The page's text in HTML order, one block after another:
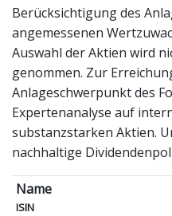
Berücksichtigung des
angemessenen
Auswahl der Aktien wird
genommen. Zur
Anlageschwerpunkt des
Expertenanalyse auf
substanzstarken Aktien.
nachhaltige
Name
ISIN